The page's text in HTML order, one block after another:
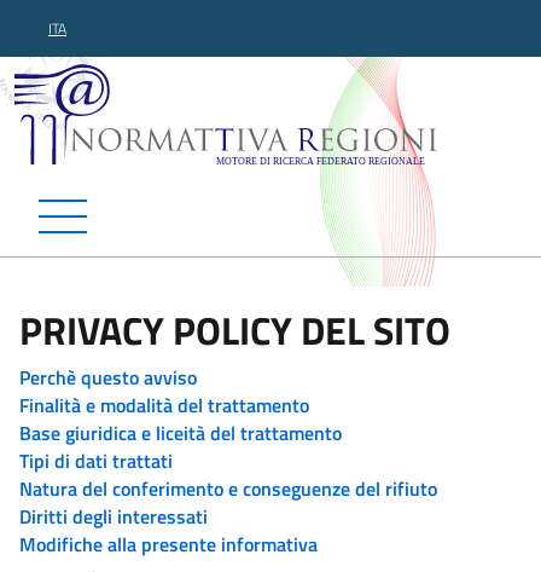
ITA
Normattiva Regioni -
PRIVACY POLICY DEL SITO
Perchè questo avviso
Finalità e modalità del trattamento
Base giuridica e liceità del trattamento
Tipi di dati trattati
Natura del conferimento e conseguenze del rifiuto
Diritti degli interessati
Modifiche alla presente informativa